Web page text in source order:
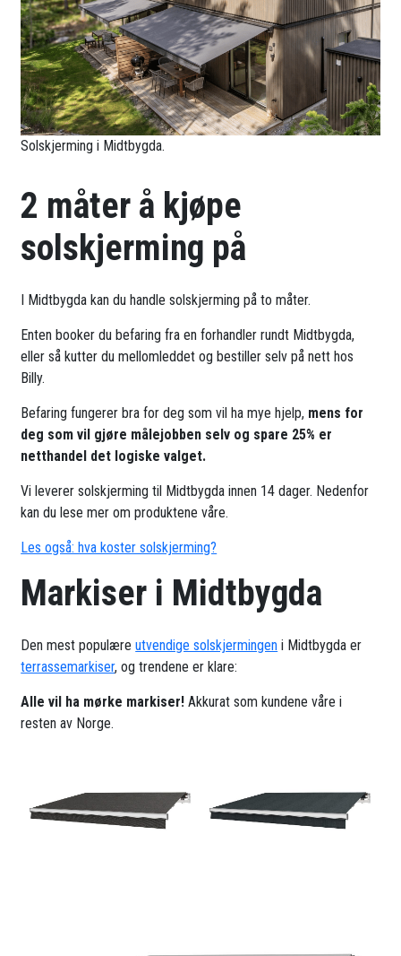
Solskjerming i Midtbygda.
2 måter å kjøpe
solskjerming på
I Midtbygda kan du handle solskjerming på to måter.
Enten booker du befaring fra en forhandler rundt Midtbygda,
eller så kutter du mellomleddet og bestiller selv på nett hos
Billy.
Befaring fungerer bra for deg som vil ha mye hjelp, mens for
deg som vil gjøre målejobben selv og spare 25% er
netthandel det logiske valget.
Vi leverer solskjerming til Midtbygda innen 14 dager. Nedenfor
kan du lese mer om produktene våre.
Les også: hva koster solskjerming?
Markiser i Midtbygda
Den mest populæreutvendige solskjermingen i Midtbygda er
terrassemarkiser, og trendene er klare:
Alle vil ha mørke markiser! Akkurat som kundene våre i
resten av Norge.